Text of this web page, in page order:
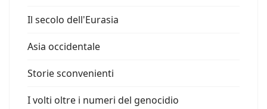
Il secolo dell'Eurasia
Asia occidentale
Storie sconvenienti
I volti oltre i numeri del genocidio